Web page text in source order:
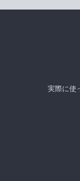
実際に使